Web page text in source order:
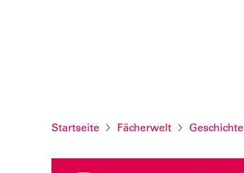
Startseite Fächerwelt Geschichte